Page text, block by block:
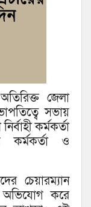
জেলা
সভায়
কর্মকর্তা
কর্মকর্তা ও
চেয়ারম্যান
করে